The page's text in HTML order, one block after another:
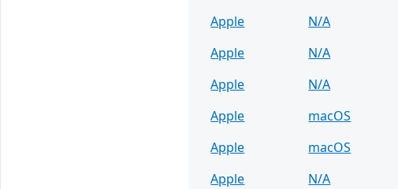
Apple
N/A
Apple
N/A
Apple
N/A
Apple
macOS
Apple
macOS
Apple
N/A